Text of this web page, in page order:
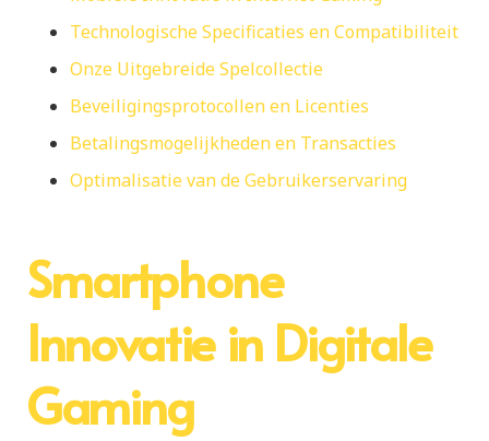
Technologische Specificaties en Compatibiliteit
Onze Uitgebreide Spelcollectie
Beveiligingsprotocollen en Licenties
Betalingsmogelijkheden en Transacties
Optimalisatie van de Gebruikerservaring
Smartphone
Innovatie in Digitale
Gaming